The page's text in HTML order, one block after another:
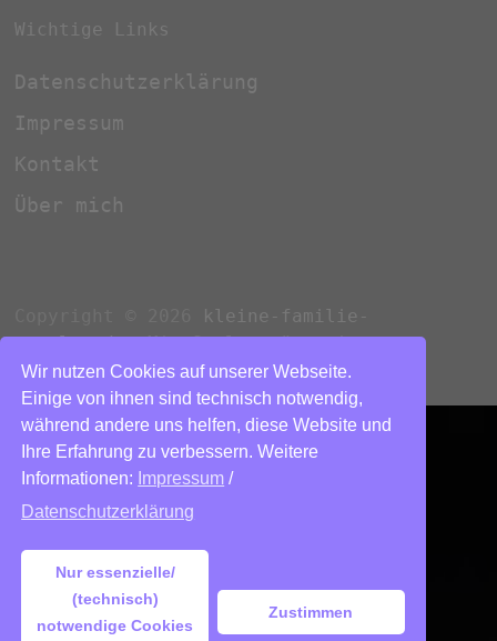
Wichtige Links
Datenschutzerklärung
Impressum
Kontakt
Über mich
kleine-familie-
rastlos.de. Mit Stolz präsentiert von
WordPressundBam.
Wir nutzen Cookies auf unserer Webseite.
Einige von ihnen sind technisch notwendig,
während andere uns helfen, diese Website und
Ihre Erfahrung zu verbessern. Weitere
Informationen: Impressum /
Datenschutzerklärung
Nur essenzielle/
(technisch)
notwendige Cookies
Zustimmen